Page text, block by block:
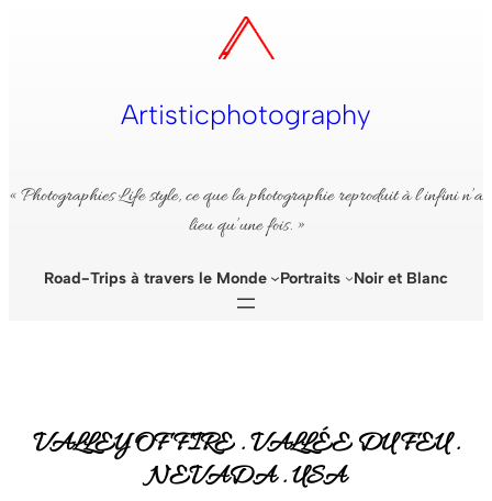
Artisticphotography
« Photographies Life style, ce que la photographie reproduit à l’infini n’a
lieu qu’une fois. »
Road-Trips à travers le Monde Portraits Noir et Blanc
VALLEY OF FIRE . VALLÉE DU FEU .
NEVADA . USA